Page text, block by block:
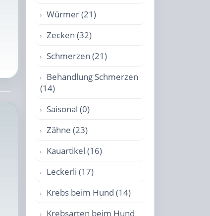
Würmer (21)
Zecken (32)
Schmerzen (21)
Behandlung Schmerzen
(14)
Saisonal (0)
Zähne (23)
Kauartikel (16)
Leckerli (17)
Krebs beim Hund (14)
Krebsarten beim Hund